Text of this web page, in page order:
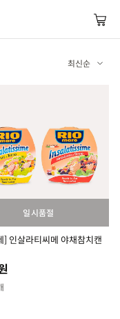
최신순
일시품절
] 인살라티씨메 야채참치캔